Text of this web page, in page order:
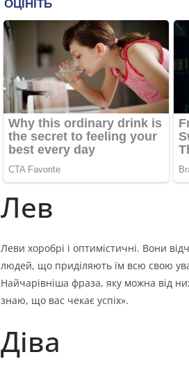
Лев
Леви хоробрі і оптимістичні. Вони
людей, що приділяють їм всю свою
Найчарівніша фраза, яку можна від
знаю, що вас чекає успіх».
Діва